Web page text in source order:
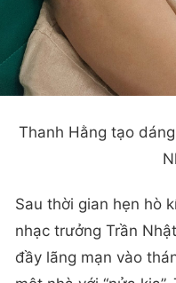
Thanh Hằng tạo
Sau thời gian hẹn hò
nhạc trưởng Trần
đầy lãng mạn vào